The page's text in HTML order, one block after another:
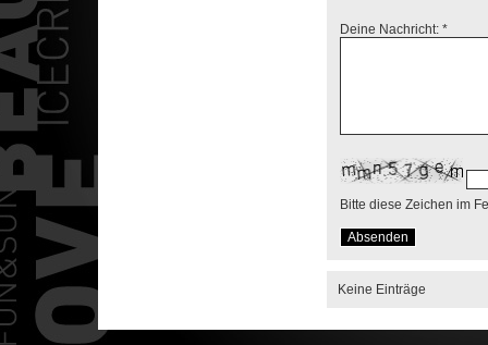
Deine Nachricht: *
Bitte diese Zeichen im
Keine Einträge